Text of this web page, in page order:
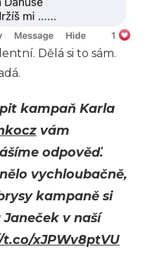
Dělá si to sám.
kampaň Karla
vám
odpověď.
vychloubačně,
kampaně si
v naší
xJPWv8ptVU